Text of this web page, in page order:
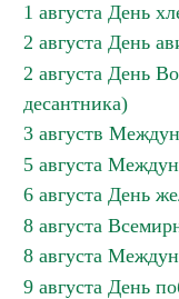
1 августа День
2 августа День
2 августа День
десантника)
3 августв
5 августа
6 августа День
8 августа
8 августа
9 августа День